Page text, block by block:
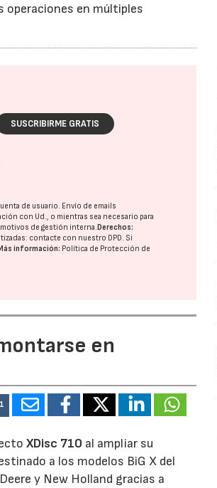
en múltiples
SUSCRIBIRME GRATIS
de usuario. Envío de emails
con Ud., o mientras sea necesario para
de gestión interna.Derechos:
contacte con nuestro DPD. Si
información: Política de Protección de
en
XDisc 710 al ampliar su
a los modelos BiG X del
y New Holland gracias a